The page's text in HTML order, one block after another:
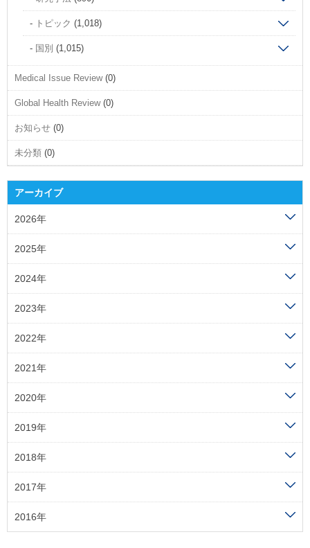
トピック (1,018)
国別 (1,015)
Medical Issue Review(0)
Global Health Review(0)
お知らせ (0)
未分類 (0)
アーカイブ
2026年
2025年
2024年
2023年
2022年
2021年
2020年
2019年
2018年
2017年
2016年